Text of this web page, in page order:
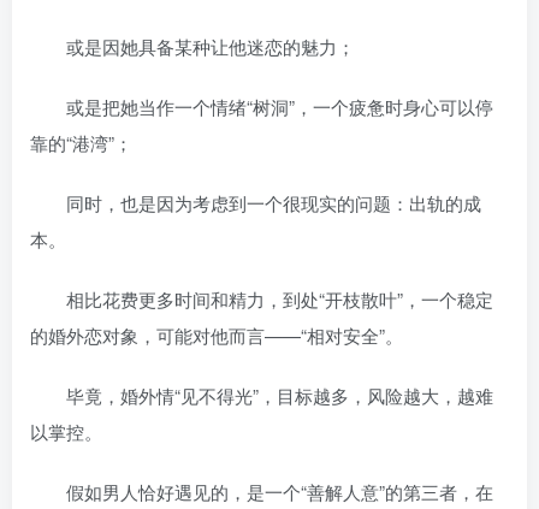
或是因她具备某种让他迷恋的魅力；
或是把她当作一个情绪“树洞”，一个疲惫时身心可以停
靠的“港湾”；
同时，也是因为考虑到一个很现实的问题：出轨的成
本。
相比花费更多时间和精力，到处“开枝散叶”，一个稳定
的婚外恋对象，可能对他而言——“相对安全”。
毕竟，婚外情“见不得光”，目标越多，风险越大，越难
以掌控。
假如男人恰好遇见的，是一个“善解人意”的第三者，在